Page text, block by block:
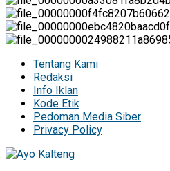
Tentang Kami
Redaksi
Info Iklan
Kode Etik
Pedoman Media Siber
Privacy Policy